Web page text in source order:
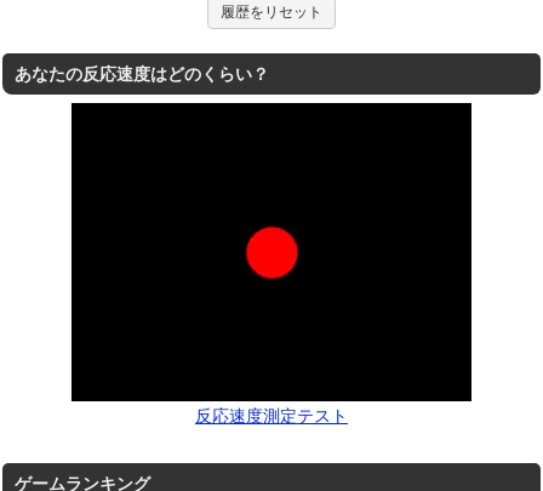
履歴をリセット
あなたの反応速度はどのくらい？
反応速度測定テスト
ゲームランキング